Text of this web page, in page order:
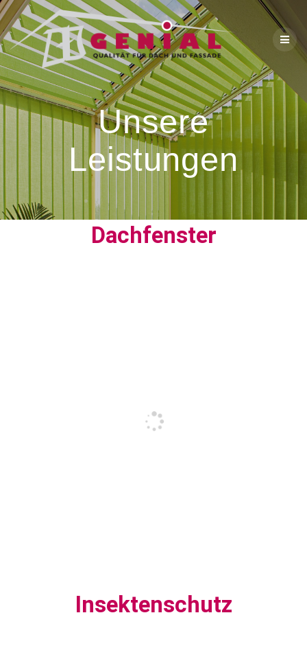
Unsere
Leistungen
Dachfenster
Insektenschutz